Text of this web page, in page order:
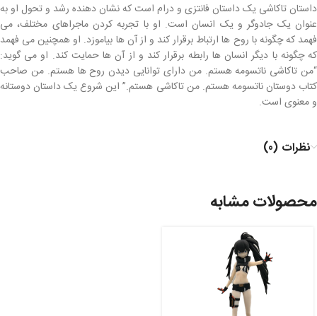
داستان تاکاشی یک داستان فانتزی و درام است که نشان دهنده رشد و تحول او به
عنوان یک جادوگر و یک انسان است. او با تجربه کردن ماجراهای مختلف، می
فهمد که چگونه با روح ها ارتباط برقرار کند و از آن ها بیاموزد. او همچنین می فهمد
که چگونه با دیگر انسان ها رابطه برقرار کند و از آن ها حمایت کند. او می گوید:
“من تاکاشی ناتسومه هستم. من دارای توانایی دیدن روح ها هستم. من صاحب
کتاب دوستان ناتسومه هستم. من تاکاشی هستم.” این شروع یک داستان دوستانه
و معنوی است.
نظرات (0)
محصولات مشابه